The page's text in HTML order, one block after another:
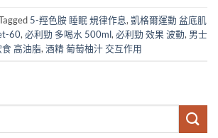
5-羥色胺 睡眠 規律作息, 凱格爾運動 盆底肌
60, 必利勁 多喝水 500ml, 必利勁 效果 波動, 男士
高油脂, 酒精 葡萄柚汁 交互作用